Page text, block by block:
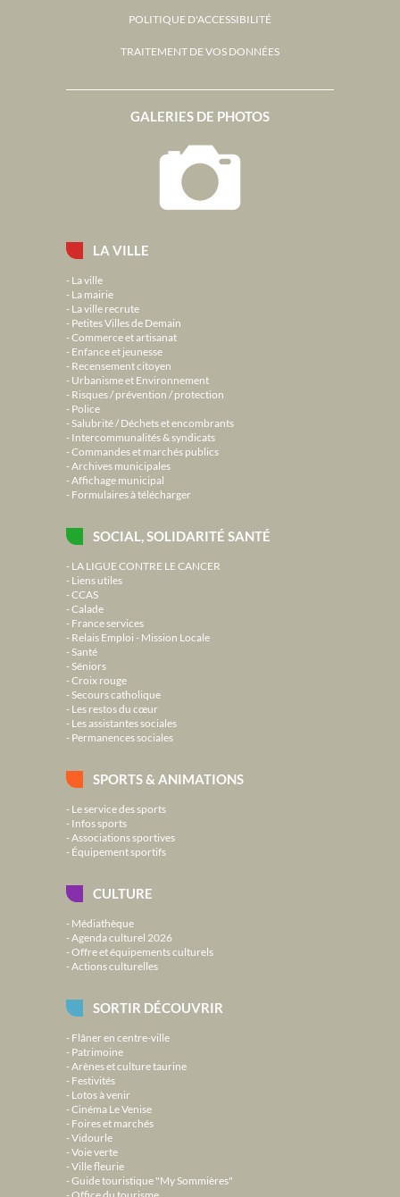
LA VILLE
La ville
La mairie
La ville recrute
Petites Villes de Demain
Commerce et artisanat
Enfance et jeunesse
Recensement citoyen
Urbanisme et Environnement
Risques / prévention / protection
Police
Salubrité / Déchets et encombrants
Intercommunalités & syndicats
Commandes et marchés publics
Archives municipales
Affichage municipal
Formulaires à télécharger
SOCIAL, SOLIDARITÉ SANTÉ
LA LIGUE CONTRE LE CANCER
Liens utiles
CCAS
Calade
France services
Relais Emploi - Mission Locale
Santé
Séniors
Croix rouge
Secours catholique
Les restos du cœur
Les assistantes sociales
Permanences sociales
SPORTS & ANIMATIONS
Le service des sports
Infos sports
Associations sportives
Équipement sportifs
CULTURE
Médiathèque
Agenda culturel 2026
Offre et équipements culturels
Actions culturelles
SORTIR DÉCOUVRIR
Flâner en centre-ville
Patrimoine
Arènes et culture taurine
Festivités
Lotos à venir
Cinéma Le Venise
Foires et marchés
Vidourle
Voie verte
Ville fleurie
Guide touristique "My Sommières"
Office du tourisme
GALERIES DE PHOTOS
POLITIQUE D'ACCESSIBILITÉ
TRAITEMENT DE VOS DONNÉES